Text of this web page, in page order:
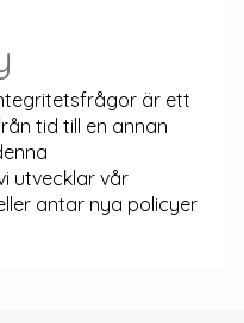
är ett
tid till en annan
utvecklar vår
antar nya policyer